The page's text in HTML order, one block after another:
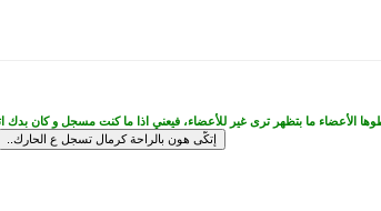
الأعضاء ما بتظهر ترى غير للأعضاء، فيعني اذا ما كنت مسجل و كان